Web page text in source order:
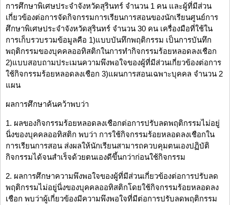
การศึกษาพิเศษประจำจังหวัดสุรินทร์ จำนวน 1 คน และผู้ที่มีส่วน
เกี่ยวข้องต่อการจัดกิจกรรมการเรียนการสอนของนักเรียนศูนย์การ
ศึกษาพิเศษประจำจังหวัดสุรินทร์ จำนวน 30 คน เครื่องมือที่ใช้ใน
การเก็บรวบรวมข้อมูลคือ 1)แบบบันทึกพฤติกรรม เป็นการบันทึก
พฤติกรรมของบุคคลออทิสติกในการทำกิจกรรมร้อยหลอดลงเชือก
2)แบบสอบถามประเมนความพึงพอใจของผู้ที่มีส่วนเกี่ยวข้องต่อการ
ใช้กิจกรรมร้อยหลอดลงเชือก 3)แผนการสอนเฉพาะบุคคล จำนวน 2
แผน
ผลการศึกษาค้นคว้าพบว่า
1. ผลของกิจกรรมร้อยหลอดลงเชือกต่อการปรับลดพฤติกรรมไม่อยู่
นิ่งของบุคคลออทิสติก พบว่า การใช้กิจกรรมร้อยหลอดลงเชือกใน
การเรียนการสอน ส่งผลให้นักเรียนสามารถควบคุมตนเองปฏิบัติ
กิจกรรมได้จนสำเร็จด้วยตนเองดีขึ้นกว่าก่อนใช้กิจกรรม
2. ผลการศึกษาความพึงพอใจของผู้ที่มีส่วนเกี่ยวข้องต่อการปรับลด
พฤติกรรมไม่อยู่นิ่งของบุคคลออทิสติกโดยใช้กิจกรรมร้อยหลอดลง
เชือก พบว่าผู้เกี่ยวข้องมีความพึงพอใจที่มีต่อการปรับลดพฤติกรรม